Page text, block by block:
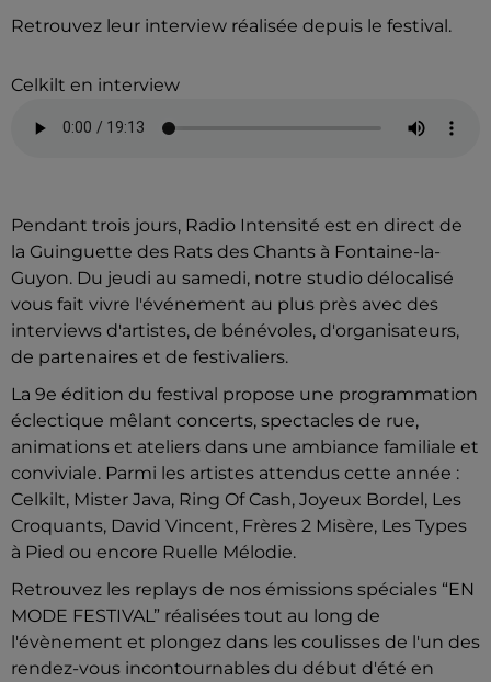
Retrouvez leur interview réalisée depuis le festival.
Celkilt en interview
Pendant trois jours, Radio Intensité est en direct de
la Guinguette des Rats des Chants à Fontaine-la-
Guyon. Du jeudi au samedi, notre studio délocalisé
vous fait vivre l'événement au plus près avec des
interviews d'artistes, de bénévoles, d'organisateurs,
de partenaires et de festivaliers.
La 9e édition du festival propose une programmation
éclectique mêlant concerts, spectacles de rue,
animations et ateliers dans une ambiance familiale et
conviviale. Parmi les artistes attendus cette année :
Celkilt, Mister Java, Ring Of Cash, Joyeux Bordel, Les
Croquants, David Vincent, Frères 2 Misère, Les Types
à Pied ou encore Ruelle Mélodie.
Retrouvez les replays de nos émissions spéciales “EN
MODE FESTIVAL” réalisées tout au long de
l'évènement et plongez dans les coulisses de l'un des
rendez-vous incontournables du début d'été en